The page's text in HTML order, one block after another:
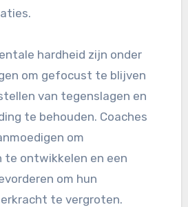
hardheid zijn onder
om gefocust te blijven
van tegenslagen en
te behouden. Coaches
om
ontwikkelen en een
om hun
te vergroten.